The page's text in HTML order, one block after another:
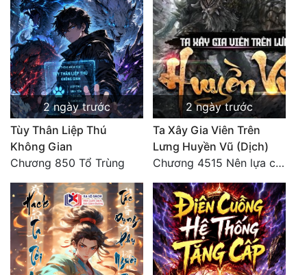
2 ngày trước
Tùy Thân Liệp Thú
Không Gian
Chương 850 Tổ Trùng
2 ngày trước
Ta Xây Gia Viên Trên
Lưng Huyền Vũ (Dịch)
Chương 4515 Nên lựa chọn như thế nào?